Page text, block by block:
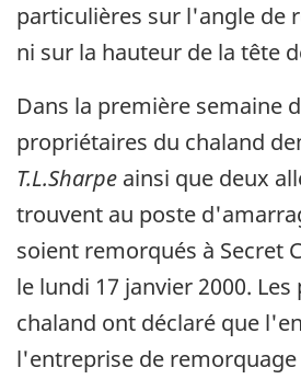
particulières sur l'angle de
ni sur la hauteur de la tête
Dans la première semaine
propriétaires du chaland
T.L.Sharpe ainsi que deux
trouvent au poste
soient remorqués à Secret
le lundi 17 janvier 2000.
chaland ont déclaré que
l'entreprise de